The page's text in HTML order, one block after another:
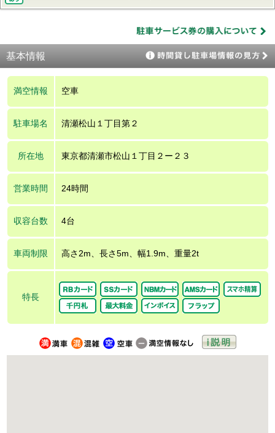
基本情報
満空情報 空車
駐車場名 清瀬松山１丁目第２
所在地 東京都清瀬市松山１丁目２ー２３
営業時間 24時間
収容台数 4台
車両制限 高さ2m、長さ5m、幅1.9m、重量2t
特長